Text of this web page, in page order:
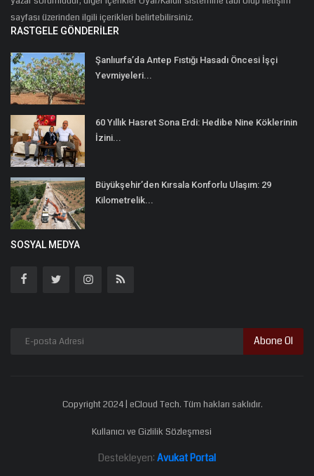
sayfası üzerinden ilgili içerikleri belirtebilirsiniz.
RASTGELE GÖNDERILER
Şanlıurfa’da Antep Fıstığı Hasadı Öncesi İşçi
Yevmiyeleri...
60 Yıllık Hasret Sona Erdi: Hedibe Nine Köklerinin
İzini...
Büyükşehir’den Kırsala Konforlu Ulaşım: 29
Kilometrelik...
SOSYAL MEDYA
Abone Ol
Copyright 2024 | eCloud Tech. Tüm hakları saklıdır.
Kullanıcı ve Gizlilik Sözleşmesi
Destekleyen: Avukat Portal